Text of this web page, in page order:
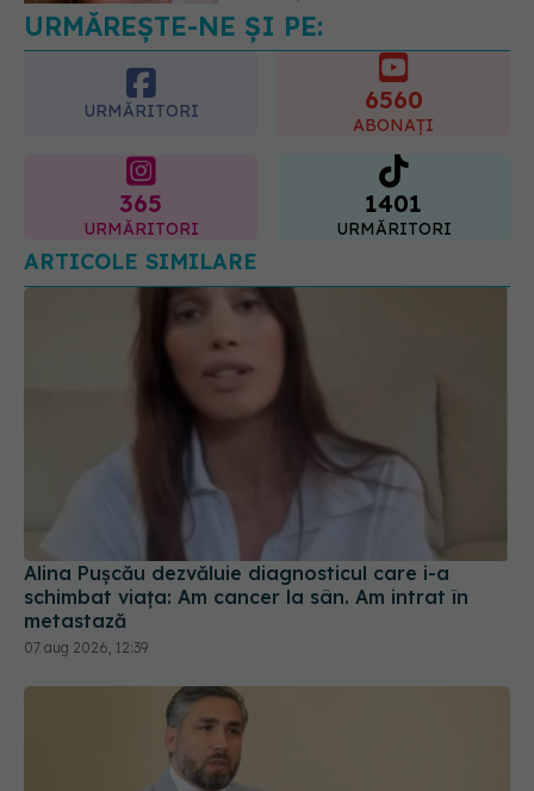
URMĂREȘTE-NE ȘI PE:
URMĂRITORI 6560
ABONAȚI
365
URMĂRITORI
1401
URMĂRITORI
ARTICOLE SIMILARE
Alina Pușcău dezvăluie diagnosticul care i-a
schimbat viața: Am cancer la sân. Am intrat în
metastază
07 aug 2026, 12:39